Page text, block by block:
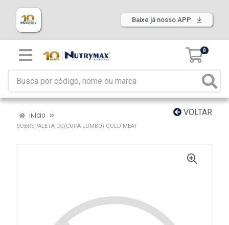
Baixe já nosso APP
0
VOLTAR
INÍCIO
SOBREPALETA CG(COPA LOMBO) GOLD MEAT